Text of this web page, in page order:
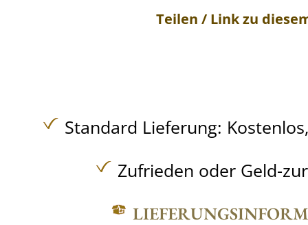
Teilen / Link zu
Standard Lieferung:
Zufrieden oder Geld-